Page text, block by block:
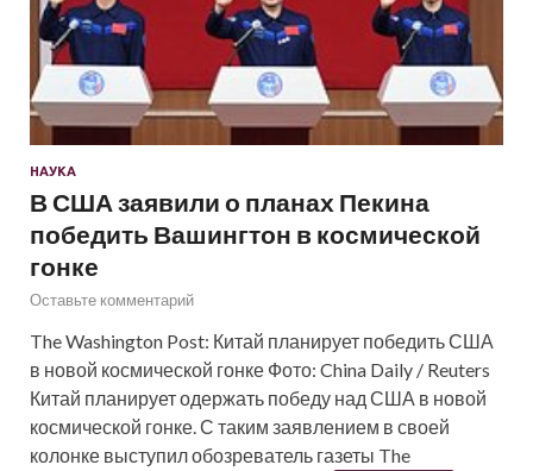
НАУКА
В США заявили о планах Пекина
победить Вашингтон в космической
гонке
Оставьте комментарий
The Washington Post: Китай планирует победить США
в новой космической гонке Фото: China Daily / Reuters
Китай планирует одержать победу над США в новой
космической гонке. С таким заявлением в своей
колонке выступил обозреватель газеты The